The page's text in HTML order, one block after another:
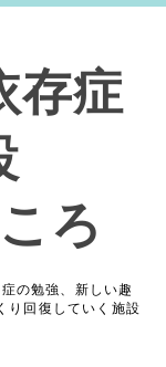
存症
ろ
の勉強、新しい趣
り回復していく施設